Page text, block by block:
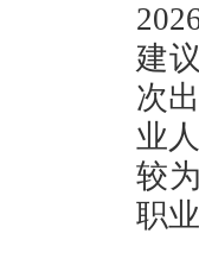
建
次
业
较
职